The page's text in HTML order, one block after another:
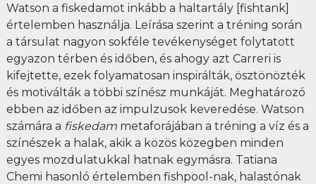
Watson a fiskedamot inkább a haltartály [fishtank]
értelemben használja. Leírása szerint a tréning során
a társulat nagyon sokféle tevékenységet folytatott
egyazon térben és időben, és ahogy azt Carreri is
kifejtette, ezek folyamatosan inspirálták, ösztönözték
és motiválták a többi színész munkáját. Meghatározó
ebben az időben az impulzusok keveredése. Watson
számára a fiskedammetaforájában a tréning a víz és a
színészek a halak, akik a közös közegben minden
egyes mozdulatukkal hatnak egymásra. Tatiana
Chemi hasonló értelemben fishpool-nak, halastónak